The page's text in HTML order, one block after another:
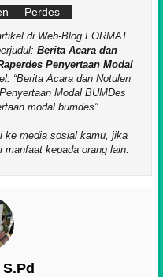
Perdes
di Web-Blog FORMAT
Berita Acara dan
Penyertaan Modal
Berita Acara dan Notulen
Modal BUMDes
modal bumdes .
ke media sosial kamu, jika
kepada orang lain.
S.Pd